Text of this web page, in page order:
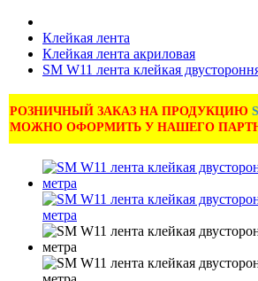
Клейкая лента
Клейкая лента акриловая
SM W11 лента клейкая
РОЗНИЧНЫЙ ЗАКАЗ НА ПРОДУКЦИЮ
МОЖНО ОФОРМИТЬ У НАШЕГО